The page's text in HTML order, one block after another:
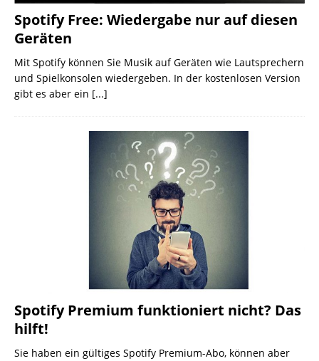
Spotify Free: Wiedergabe nur auf diesen
Geräten
Mit Spotify können Sie Musik auf Geräten wie Lautsprechern
und Spielkonsolen wiedergeben. In der kostenlosen Version
gibt es aber ein [...]
Spotify Premium funktioniert nicht? Das
hilft!
Sie haben ein gültiges Spotify Premium-Abo, können aber